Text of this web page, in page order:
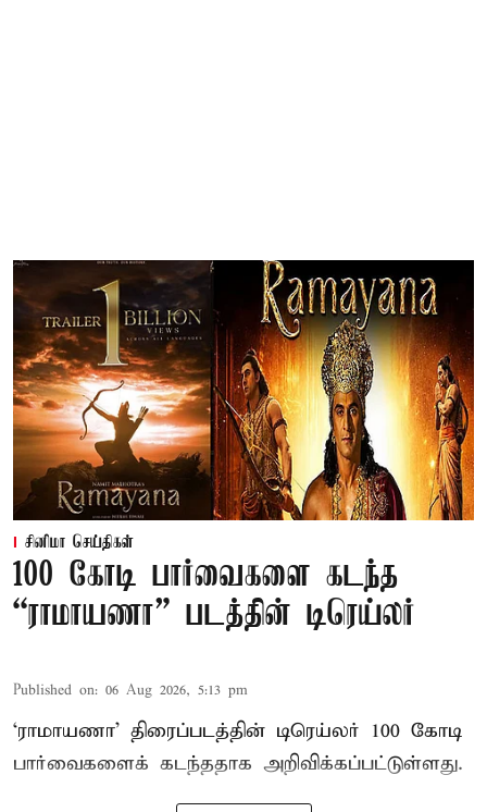
சினிமா செய்திகள்
100 கோடி பார்வைகளை கடந்த
“ராமாயணா” படத்தின் டிரெய்லர்
Published on: 06 Aug 2026, 5:13 pm
‘ராமாயணா’ திரைப்படத்தின் டிரெய்லர் 100 கோடி
பார்வைகளைக் கடந்ததாக அறிவிக்கப்பட்டுள்ளது.